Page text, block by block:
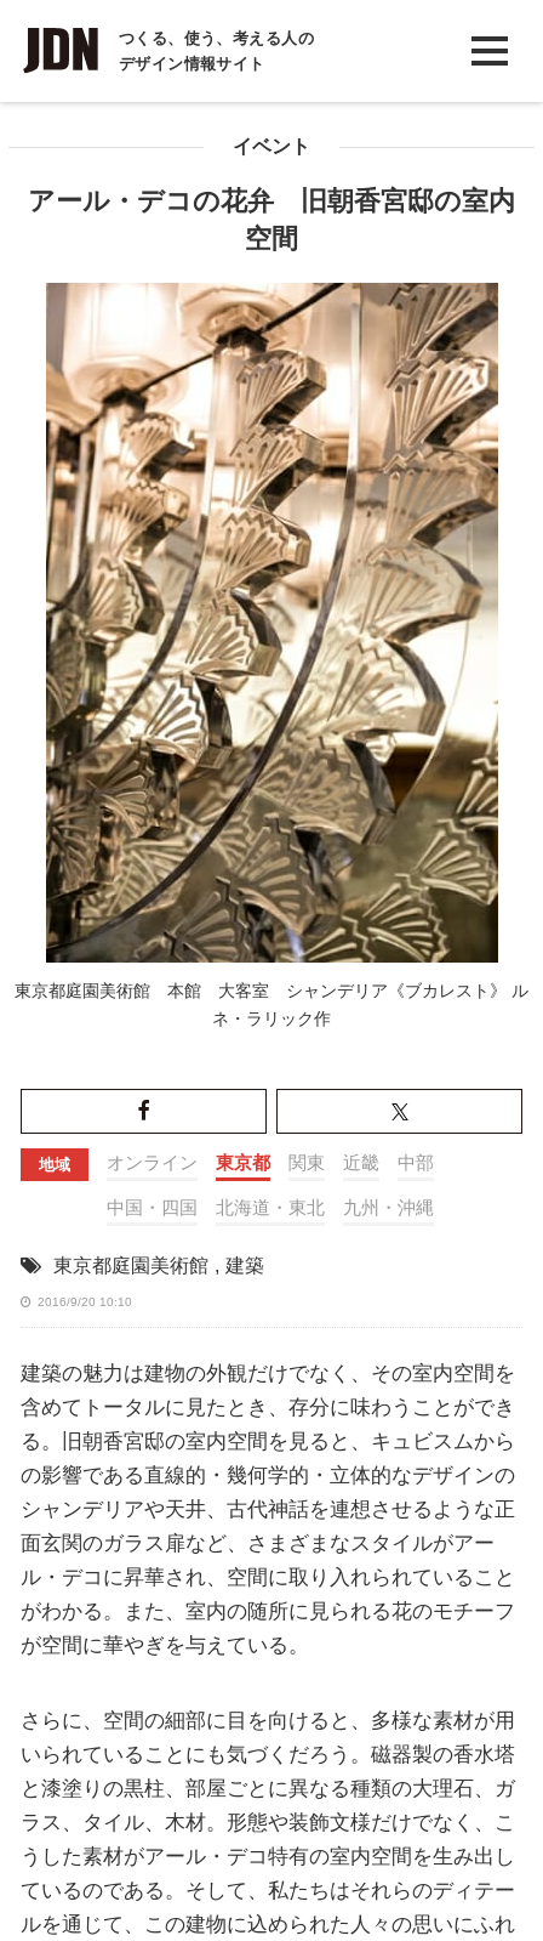
つくる、使う、考える人の
デザイン情報サイト
INTERVIEW
インタビュー
イベント
アール・デコの花弁 旧朝香宮邸の室内
空間
東京都庭園美術館 本館 大客室 シャンデリア《ブカレスト》 ル
ネ・ラリック作
地域 オンライン 東京都 関東 近畿 中部
中国・四国 北海道・東北 九州・沖縄
東京都庭園美術館 , 建築
2016/9/20 10:10
建築の魅力は建物の外観だけでなく、その室内空間を
含めてトータルに見たとき、存分に味わうことができ
る。旧朝香宮邸の室内空間を見ると、キュビスムから
の影響である直線的・幾何学的・立体的なデザインの
シャンデリアや天井、古代神話を連想させるような正
面玄関のガラス扉など、さまざまなスタイルがアー
ル・デコに昇華され、空間に取り入れられていること
がわかる。また、室内の随所に見られる花のモチーフ
が空間に華やぎを与えている。
さらに、空間の細部に目を向けると、多様な素材が用
いられていることにも気づくだろう。磁器製の香水塔
と漆塗りの黒柱、部屋ごとに異なる種類の大理石、ガ
ラス、タイル、木材。形態や装飾文様だけでなく、こ
うした素材がアール・デコ特有の室内空間を生み出し
ているのである。そして、私たちはそれらのディテー
ルを通じて、この建物に込められた人々の思いにふれ